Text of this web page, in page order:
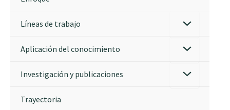
Líneas de trabajo
Aplicación del conocimiento
Investigación y publicaciones
Trayectoria